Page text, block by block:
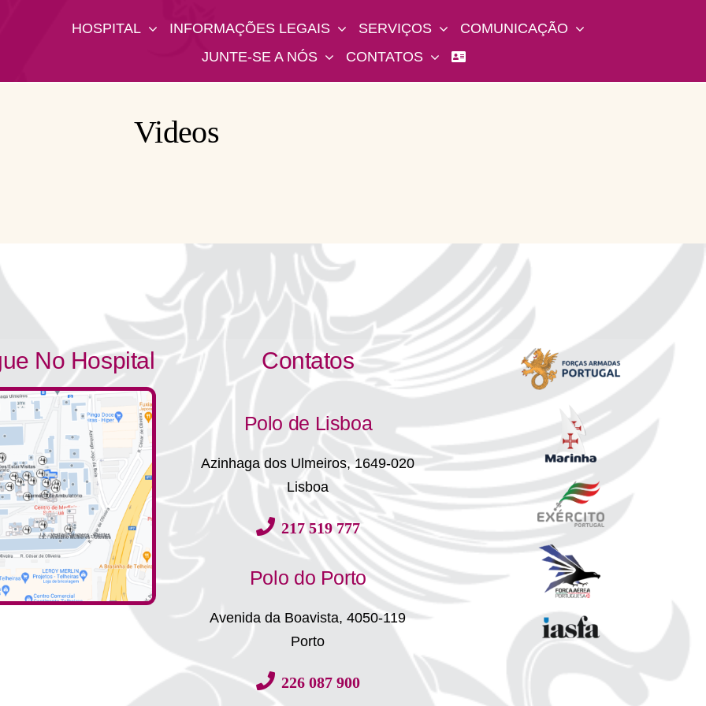
HOSPITAL INFORMAÇÕES LEGAIS SERVIÇOS
COMUNICAÇÃO
JUNTE-SE A NÓS
CONTATOS
Videos
No Hospital Contatos
Polo de Lisboa
Azinhaga dos Ulmeiros, 1649-020
Lisboa
217 519 777
Polo do Porto
Avenida da Boavista, 4050-119
Porto
226 087 900